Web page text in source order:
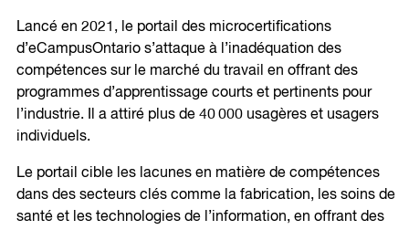
Lancé en 2021, le portail des microcertifications
d’eCampusOntario s’attaque à l’inadéquation des
compétences sur le marché du travail en offrant des
programmes d’apprentissage courts et pertinents pour
l’industrie. Il a attiré plus de 40 000 usagères et usagers
individuels.
Le portail cible les lacunes en matière de compétences
dans des secteurs clés comme la fabrication, les soins de
santé et les technologies de l’information, en offrant des